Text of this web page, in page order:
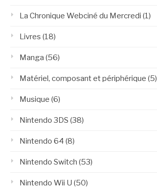
La Chronique Webciné du Mercredi (1)
Livres (18)
Manga (56)
Matériel, composant et périphérique (5)
Musique (6)
Nintendo 3DS (38)
Nintendo 64 (8)
Nintendo Switch (53)
Nintendo Wii U (50)